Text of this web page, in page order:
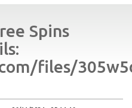
Spins
files/